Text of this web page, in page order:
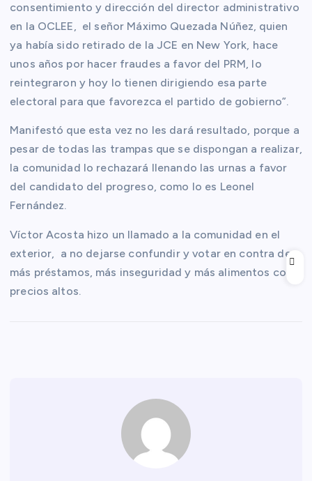
consentimiento y dirección del director administrativo
en la OCLEE, el señor Máximo Quezada Núñez, quien
ya había sido retirado de la JCE en New York, hace
unos años por hacer fraudes a favor del PRM, lo
reintegraron y hoy lo tienen dirigiendo esa parte
electoral para que favorezca el partido de gobierno”.
Manifestó que esta vez no les dará resultado, porque a
pesar de todas las trampas que se dispongan a realizar,
la comunidad lo rechazará llenando las urnas a favor
del candidato del progreso, como lo es Leonel
Fernández.
Víctor Acosta hizo un llamado a la comunidad en el
exterior, a no dejarse confundir y votar en contra de
más préstamos, más inseguridad y más alimentos con
precios altos.